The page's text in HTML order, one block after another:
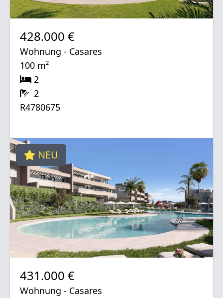
428.000 €
Wohnung - Casares
100 m²
2
2
R4780675
NEU
431.000 €
Wohnung - Casares